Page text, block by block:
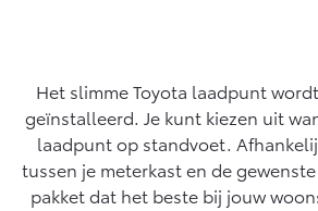
Onderhoud op Maat
APK
Airco check
Vakantiecheck
Wat is Private Lease?
Bereken je maandbedrag
Private Lease voor ZZP
Zakelijk
Toyota voor de zaak
Werkplaatsafspraak maken
Contact en Route
Het slimme Toyota laadpunt
geïnstalleerd. Je kunt kiezen uit
laadpunt op standvoet.
tussen je meterkast en de
pakket dat het beste bij jouw